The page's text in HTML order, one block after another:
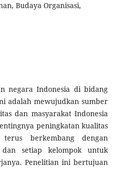
Budaya Organisasi,
negara Indonesia di bidang
adalah mewujudkan sumber
dan masyarakat Indonesia
peningkatan kualitas
berkembang dengan
setiap kelompok untuk
Penelitian ini bertujuan